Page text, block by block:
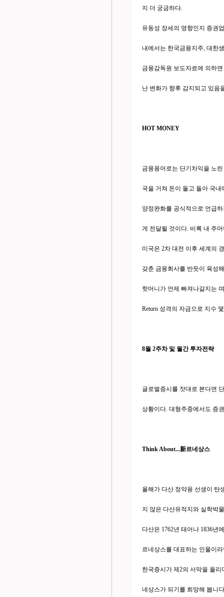
지 더 궁금하다.
유동성 장세의 영향인지 증권
내에서는 한국금융지주, 대한
금융감독원 보도자료에 의하
난 변화가 향후 감지되고 있음
HOT MONEY
금융용어로는 단기차익을 노
국을 거쳐 돈이 돌고 돌아 국
양정완화를 공식적으로 언급
게 전달될 것이다. 비록 내 주
미국은 2차 대전 이후 세계의
갖춘 금융회사를 반듯이 육성
핫머니가 언제 빠져나갈지는
Return 성격의 자금으로 지수
8월 2주차 및 월간 투자전략
글로벌증시를 잣대로 본다면
상황이다. 대형주중에서도 증
Think About...新르네상스
올해가 다산 정약용 선생이 탄
지 않은 다산유적지와 실학박
다산은 1762년 태어나 1836년
르네상스를 대표하는 인물이
한국증시가 제2의 서막을 올
네상스가 되기를 희망해 봅니